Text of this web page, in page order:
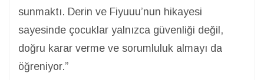
sunmaktı. Derin ve Fiyuuu’nun hikayesi
sayesinde çocuklar yalnızca güvenliği değil,
doğru karar verme ve sorumluluk almayı da
öğreniyor.”